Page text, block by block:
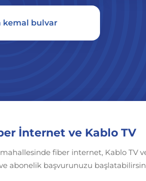
kemal bulvar
İnternet ve Kablo TV
mahallesinde fiber internet, Kablo TV
abonelik başvurunuzu